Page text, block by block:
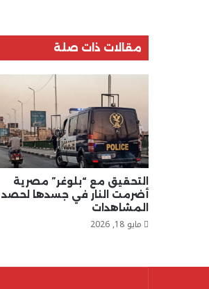
مقالات ذات صلة
التحقيق مع “بلوغر” مصرية
أضرمت النار في جسدها لحصد
المشاهدات
مايو 18, 2026